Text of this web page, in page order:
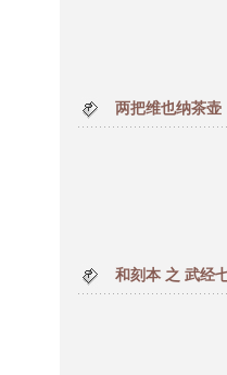
两把维也纳茶壶
和刻本 之 武经